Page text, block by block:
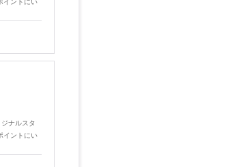
イントにい
ナルスタ
イントにい